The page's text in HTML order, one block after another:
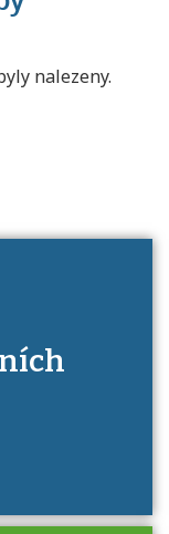
nalezeny.
kvalifikací.